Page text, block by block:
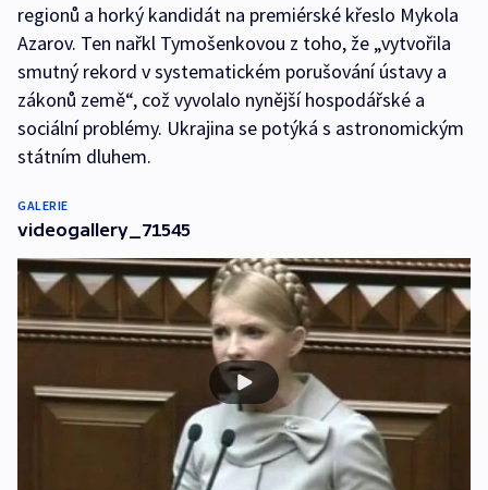
regionů a horký kandidát na premiérské křeslo Mykola
Azarov. Ten nařkl Tymošenkovou z toho, že „vytvořila
smutný rekord v systematickém porušování ústavy a
zákonů země“, což vyvolalo nynější hospodářské a
sociální problémy. Ukrajina se potýká s astronomickým
státním dluhem.
GALERIE
videogallery_71545